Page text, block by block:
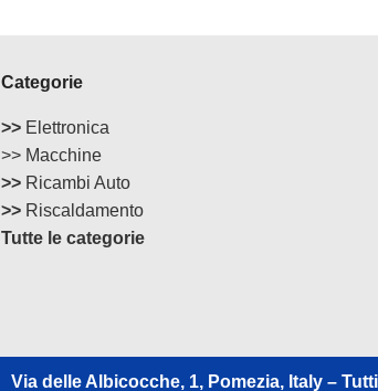
Categorie
>>Elettronica
>> Macchine
>>Ricambi Auto
>>Riscaldamento
Tutte le categorie
Via delle Albicocche, 1, Pomezia, Italy –